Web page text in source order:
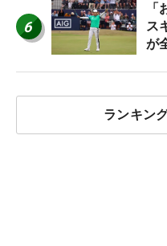
6
ス
が
ランキン